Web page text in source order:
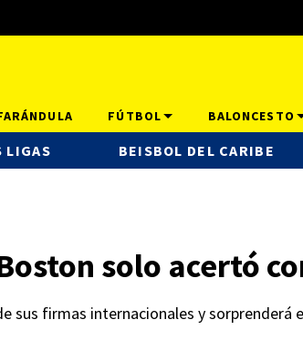
solo acertó
sus firmas internacionales y
LIGAS BEISBOL DEL CARIBE
FÚTBOL BALONCESTO